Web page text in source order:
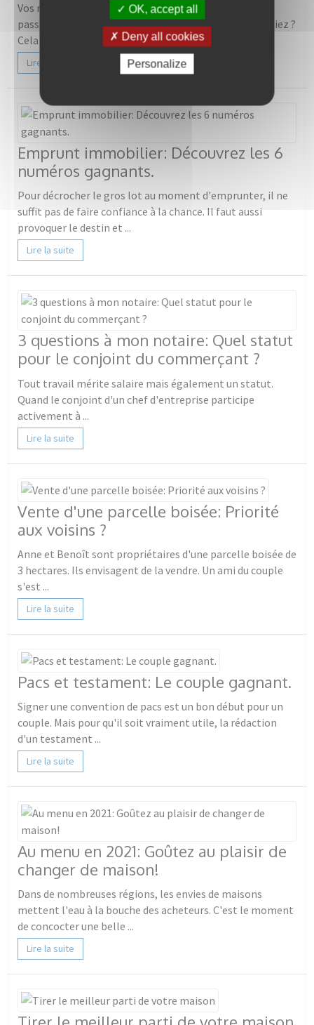
Vos menuiseries sont vieilles, ferment mal et laissent
passer un filet d'air froid en hiver... Et si vous les changiez ?
Cela vous permettrait ...
Lire la suite
Emprunt immobilier: Découvrez les 6
numéros gagnants.
Pour décrocher le gros lot au moment d'emprunter, il ne
suffit pas de faire confiance à la chance. Il faut aussi
provoquer le destin et ...
Lire la suite
3 questions à mon notaire: Quel statut
pour le conjoint du commerçant ?
Tout travail mérite salaire mais également un statut.
Quand le conjoint d'un chef d'entreprise participe
activement à ...
Lire la suite
Vente d'une parcelle boisée: Priorité
aux voisins ?
Anne et Benoît sont propriétaires d'une parcelle boisée de
3 hectares. Ils envisagent de la vendre. Un ami du couple
s'est ...
Lire la suite
Pacs et testament: Le couple gagnant.
Signer une convention de pacs est un bon début pour un
couple. Mais pour qu'il soit vraiment utile, la rédaction
d'un testament ...
Lire la suite
Au menu en 2021: Goûtez au plaisir de
changer de maison!
Dans de nombreuses régions, les envies de maisons
mettent l'eau à la bouche des acheteurs. C'est le moment
de concocter une belle ...
Lire la suite
OK, accept all
Deny all cookies
Personalize